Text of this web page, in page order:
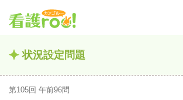
状況設定問題
第105回 午前96問